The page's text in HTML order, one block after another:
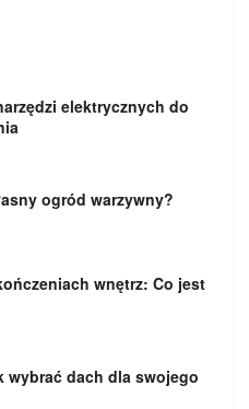
elektrycznych do
ogród warzywny?
wnętrz: Co jest
wybrać dach dla swojego